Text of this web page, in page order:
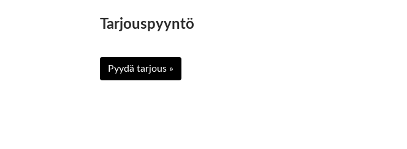
Tarjouspyyntö
Pyydä tarjous »